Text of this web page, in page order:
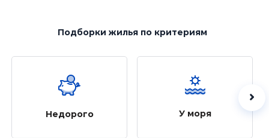
Подборки жильяпо критериям
Недорого У моря